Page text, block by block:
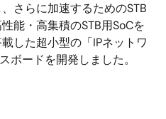
さらに加速するためのSTB
能・高集積のSTB用SoCを
した超小型の「IPネットワ
ボードを開発しました。